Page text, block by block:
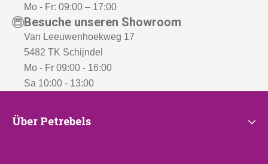
Mo - Fr: 09:00 – 17:00
Besuche unseren Showroom
Van Leeuwenhoekweg 17
5482 TK Schijndel
Mo - Fr 09:00 - 16:00
Sa 10:00 - 13:00
Über
Über Petrebels